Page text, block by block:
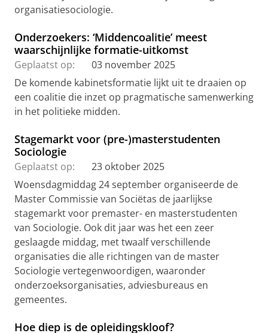
organisatiesociologie.
Onderzoekers: ‘Middencoalitie’ meest
waarschijnlijke formatie-uitkomst
Geplaatst op:
03 november 2025
De komende kabinetsformatie lijkt uit te draaien op
een coalitie die inzet op pragmatische samenwerking
in het politieke midden.
Stagemarkt voor (pre-)masterstudenten
Sociologie
Geplaatst op:
23 oktober 2025
Woensdagmiddag 24 september organiseerde de
Master Commissie van Sociëtas de jaarlijkse
stagemarkt voor premaster- en masterstudenten
van Sociologie. Ook dit jaar was het een zeer
geslaagde middag, met twaalf verschillende
organisaties die alle richtingen van de master
Sociologie vertegenwoordigen, waaronder
onderzoeksorganisaties, adviesbureaus en
gemeentes.
Hoe diep is de opleidingskloof?